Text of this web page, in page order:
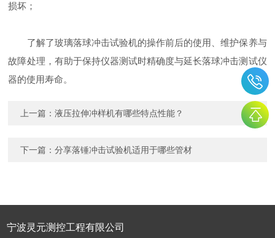
损坏；
了解了玻璃落球冲击试验机的操作前后的使用、维护保养与
故障处理，有助于保持仪器测试时精确度与延长落球冲击测试仪
器的使用寿命。
上一篇：液压拉伸冲样机有哪些特点性能？
下一篇：分享落锤冲击试验机适用于哪些管材
宁波灵元测控工程有限公司